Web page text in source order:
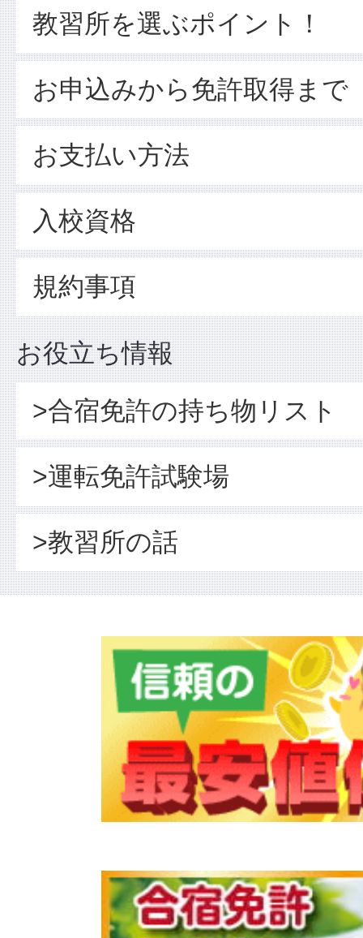
教習所を選ぶポイント！
お申込みから免許取得まで
お支払い方法
入校資格
規約事項
お役立ち情報
>合宿免許の持ち物リスト
>運転免許試験場
>教習所の話